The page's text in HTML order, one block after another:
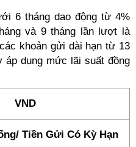
6 tháng dao động từ 4%
và 9 tháng lần lượt là
khoản gửi dài hạn từ 13
áp dụng mức lãi suất đồng
VND
Tiền Gửi Có Kỳ Hạn